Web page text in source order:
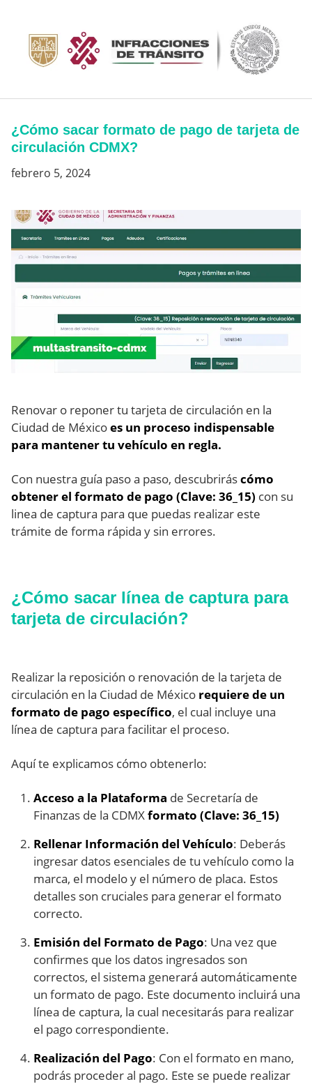
contenido
¿Cómo sacar formato de pago de tarjeta de
circulación CDMX?
febrero 5, 2024
Renovar o reponer tu tarjeta de circulación en la
Ciudad de Méxicoes un proceso indispensable
para mantener tu vehículo en regla.
Con nuestra guía paso a paso, descubriráscómo
obtener el formato de pago (Clave: 36_15) con su
linea de captura para que puedas realizar este
trámite de forma rápida y sin errores.
¿Cómo sacar línea de captura para
tarjeta de circulación?
Realizar la reposición o renovación de la tarjeta de
circulación en la Ciudad de México requiere de un
formato de pago específico, el cual incluye una
línea de captura para facilitar el proceso.
Aquí te explicamos cómo obtenerlo:
Acceso a la Plataforma de Secretaría de
Finanzas de la CDMXformato (Clave: 36_15)
Rellenar Información del Vehículo: Deberás
ingresar datos esenciales de tu vehículo como la
marca, el modelo y el número de placa. Estos
detalles son cruciales para generar el formato
correcto.
Emisión del Formato de Pago: Una vez que
confirmes que los datos ingresados son
correctos, el sistema generará automáticamente
un formato de pago. Este documento incluirá una
línea de captura, la cual necesitarás para realizar
el pago correspondiente.
Realización del Pago: Con el formato en mano,
podrás proceder al pago. Este se puede realizar